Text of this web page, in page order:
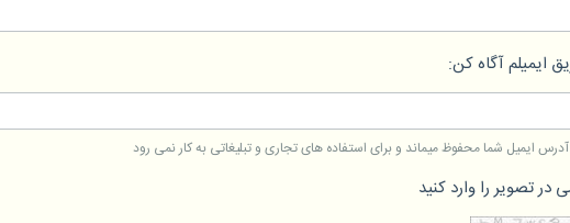
ایمیلم آگاه کن:
ایمیل شما محفوظ میماند و برای استفاده های تجاری و تبلیغاتی به کار نمی رود
در تصویر را وارد کنید